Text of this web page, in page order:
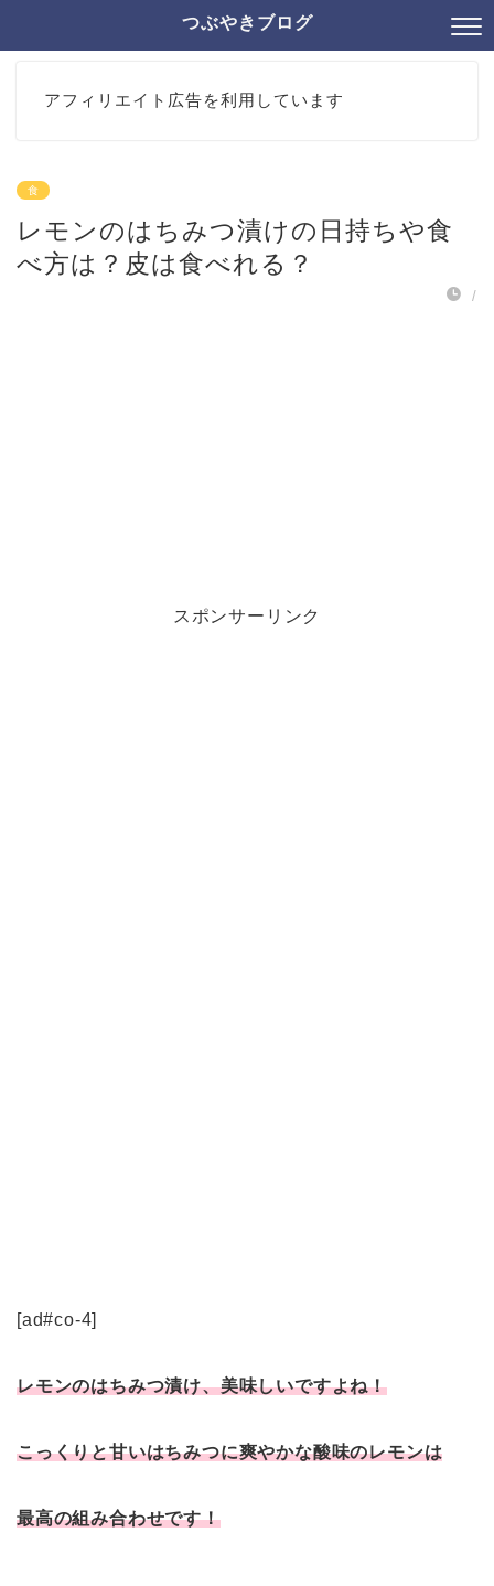
つぶやきブログ
アフィリエイト広告を利用しています
食
レモンのはちみつ漬けの日持ちや食
べ方は？皮は食べれる？
/
スポンサーリンク
[ad#co-4]
レモンのはちみつ漬け、美味しいですよね！
こっくりと甘いはちみつに爽やかな酸味のレモンは
最高の組み合わせです！